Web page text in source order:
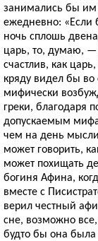
занимались бы им
ежедневно: «Если
ночь сплошь
царь, то, думаю, —
счастлив, как
кряду видел бы во
мифически
греки, благодаря
допускаемым
чем на день
может говорить,
может похищать
богиня Афина,
вместе с
верил честный
сне, возможно все,
будто бы она была